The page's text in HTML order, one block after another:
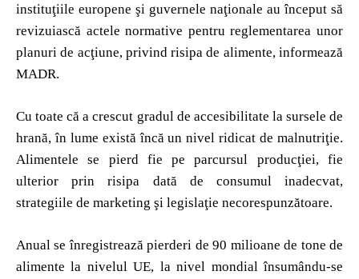
instituţiile europene şi guvernele naţionale au început să
revizuiască actele normative pentru reglementarea unor
planuri de acţiune, privind risipa de alimente, informează
MADR.
Cu toate că a crescut gradul de accesibilitate la sursele de
hrană, în lume există încă un nivel ridicat de malnutriţie.
Alimentele se pierd fie pe parcursul producţiei, fie
ulterior prin risipa dată de consumul inadecvat,
strategiile de marketing şi legislaţie necorespunzătoare.
Anual se înregistrează pierderi de 90 milioane de tone de
alimente la nivelul UE, la nivel mondial însumându-se